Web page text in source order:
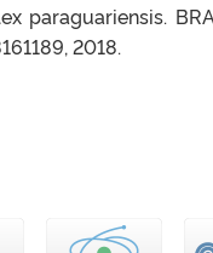
paraguariensis.
2018.